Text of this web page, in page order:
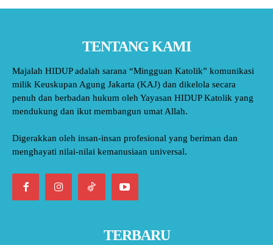
TENTANG KAMI
Majalah HIDUP adalah sarana “Mingguan Katolik” komunikasi
milik Keuskupan Agung Jakarta (KAJ) dan dikelola secara
penuh dan berbadan hukum oleh Yayasan HIDUP Katolik yang
mendukung dan ikut membangun umat Allah.
Digerakkan oleh insan-insan profesional yang beriman dan
menghayati nilai-nilai kemanusiaan universal.
TERBARU